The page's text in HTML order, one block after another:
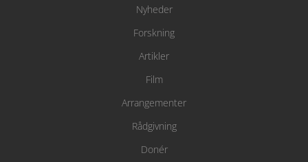
Nyheder
Forskning
Artikler
Film
Arrangementer
Rådgivning
Donér